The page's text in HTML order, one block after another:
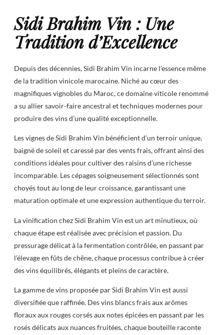
Sidi Brahim Vin : Une
Tradition d’Excellence
Depuis des décennies, Sidi Brahim Vin incarne l’essence même
de la tradition vinicole marocaine. Niché au cœur des
magnifiques vignobles du Maroc, ce domaine viticole renommé
a su allier savoir-faire ancestral et techniques modernes pour
produire des vins d’une qualité exceptionnelle.
Les vignes de Sidi Brahim Vin bénéficient d’un terroir unique,
baigné de soleil et caressé par des vents frais, offrant ainsi des
conditions idéales pour cultiver des raisins d’une richesse
incomparable. Les cépages soigneusement sélectionnés sont
choyés tout au long de leur croissance, garantissant une
maturation optimale et une expression authentique du terroir.
La vinification chez Sidi Brahim Vin est un art minutieux, où
chaque étape est réalisée avec précision et passion. Du
pressurage délicat à la fermentation contrôlée, en passant par
l’élevage en fûts de chêne, chaque processus contribue à créer
des vins équilibrés, élégants et pleins de caractère.
La gamme de vins proposée par Sidi Brahim Vin est aussi
diversifiée que raffinée. Des vins blancs frais aux arômes
floraux aux rouges corsés aux notes épicées en passant par les
rosés délicats aux nuances fruitées, chaque bouteille raconte